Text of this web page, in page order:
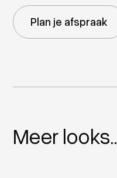
Plan je afspraak
Meer looks..